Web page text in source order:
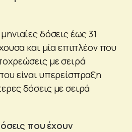
δόσεις έως 31
και μία επιπλέον που
με σειρά
είναι υπερείσπραξη
δόσεις με σειρά
που έχουν